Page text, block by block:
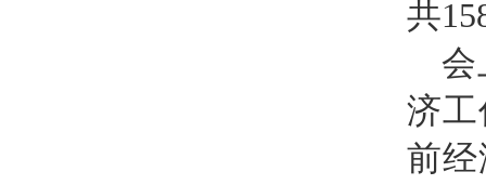
共
会
济
前